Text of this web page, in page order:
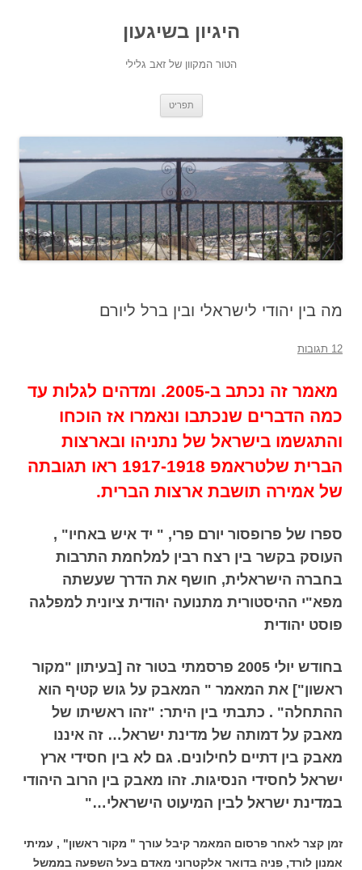
היגיון בשיגעון
הטור המקוון של זאב גלילי
תפריט
מה בין יהודי לישראלי ובין ברל ליורם
12 תגובות
מאמר זה נכתב ב-2005. ומדהים לגלות עד
כמה הדברים שנכתבו ונאמרו אז הוכחו
והתגשמו בישראל של נתניהו ובארצות
הברית שלטראמפ 1917-1918 ראו תגובתה
של אמירה תושבת ארצות הברית.
ספרו של פרופסור יורם פרי, " יד איש באחיו" ,
העוסק בקשר בין רצח רבין למלחמת התרבות
בחברה הישראלית, חושף את הדרך שעשתה
מפא"י ההיסטורית מתנועה יהודית ציונית למפלגה
פוסט יהודית
בחודש יולי 2005 פרסמתי בטור זה [בעיתון "מקור
ראשון"] את המאמר " המאבק על גוש קטיף הוא
ההתחלה" . כתבתי בין היתר: "זהו ראשיתו של
מאבק על דמותה של מדינת ישראל… זה איננו
מאבק בין דתיים לחילונים. גם לא בין חסידי ארץ
ישראל לחסידי הנסיגות. זהו מאבק בין הרוב היהודי
במדינת ישראל לבין המיעוט הישראלי…"
זמן קצר לאחר פרסום המאמר קיבל עורך " מקור ראשון" , עמיתי
אמנון לורד, פניה בדואר אלקטרוני מאדם בעל השפעה בממשל